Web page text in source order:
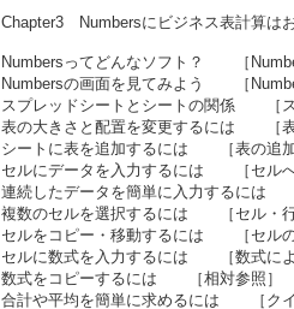
Chapter3 Numbersにビジネス表計算は
Numbersってどんなソフト？ ［
Numbersの画面を見てみよう ［
スプレッドシートとシートの関係 ［
表の大きさと配置を変更するには ［
シートに表を追加するには ［表の追
セルにデータを入力するには ［セル
連続したデータを簡単に入力するには
複数のセルを選択するには ［セル・
セルをコピー・移動するには ［セル
セルに数式を入力するには ［数式に
数式をコピーするには ［相対参照］
合計や平均を簡単に求めるには ［ク